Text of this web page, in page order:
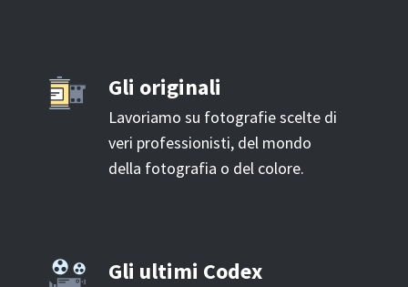
Gli originali
Lavoriamo su fotografie scelte di
veri professionisti, del mondo
della fotografia o del colore.
Gli ultimi Codex